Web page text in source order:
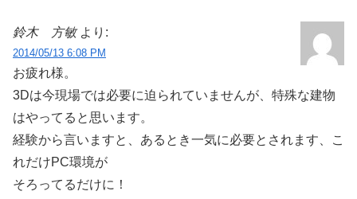
鈴木 方敏 より:
2014/05/13 6:08 PM
お疲れ様。
3Dは今現場では必要に迫られていませんが、特殊な建物
はやってると思います。
経験から言いますと、あるとき一気に必要とされます、こ
れだけPC環境が
そろってるだけに！